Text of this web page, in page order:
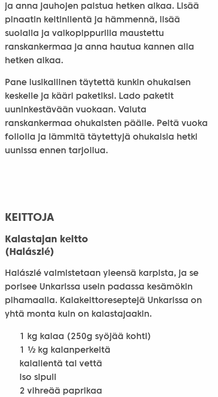
ja anna jauhojen paistua hetken aikaa. Lisää
pinaatin keitinlientä ja hämmennä, lisää
suolalla ja valkopippurilla maustettu
ranskankermaa ja anna hautua kannen alla
hetken aikaa.
Pane lusikallinen täytettä kunkin ohukaisen
keskelle ja kääri paketiksi. Lado paketit
uuninkestävään vuokaan. Valuta
ranskankermaa ohukaisten päälle. Peitä vuoka
foliolla ja lämmitä täytettyjä ohukaisia hetki
uunissa ennen tarjoilua.
KEITTOJA
Kalastajan keitto
(Halászlé)
Halászlé valmistetaan yleensä karpista, ja se
porisee Unkarissa usein padassa kesämökin
pihamaalla. Kalakeittoreseptejä Unkarissa on
yhtä monta kuin on kalastajaakin.
1 kg kalaa (250g syöjää kohti)
1 ½ kg kalanperkeitä
kalalientä tai vettä
iso sipuli
2 vihreää paprikaa